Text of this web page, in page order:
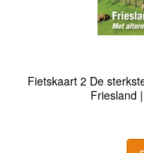
Fietskaart 2 De
Friesland